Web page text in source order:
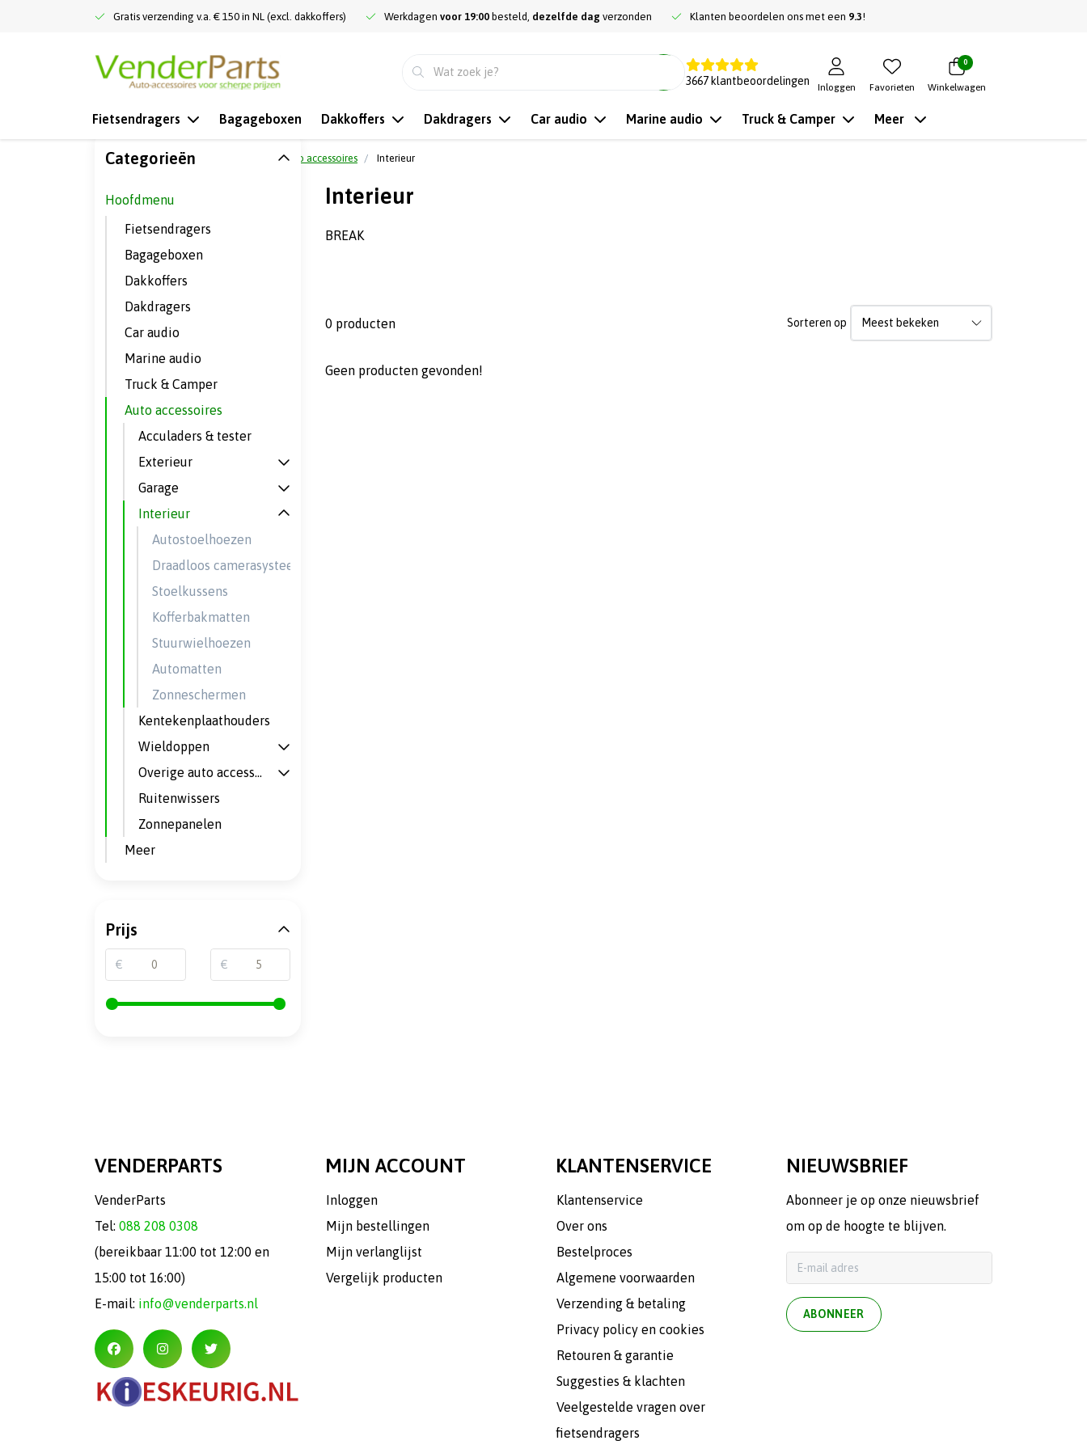
Gratis verzending v.a. € 150 in NL (excl. dakkoffers) Werkdagen voor 19:00 besteld, dezelfde dag verzonden Klanten beoordelen ons met een 9.3!
3667 klantbeoordelingen
Inloggen Favorieten
0
Winkelwagen
Fietsendragers Bagageboxen Dakkoffers Dakdragers Car audio Marine audio Truck & Camper Meer
Terug naar home Auto accessoires Interieur
Interieur
BREAK
0 producten Sorteren op
Geen producten gevonden!
Categorieën
Hoofdmenu
Fietsendragers
Bagageboxen
Dakkoffers
Dakdragers
Car audio
Marine audio
Truck & Camper
Auto accessoires
Acculaders & tester
Exterieur
Garage
Interieur
Autostoelhoezen
Draadloos camerasysteem
Stoelkussens
Kofferbakmatten
Stuurwielhoezen
Automatten
Zonneschermen
Kentekenplaathouders
Wieldoppen
Overige auto accessoires
Ruitenwissers
Zonnepanelen
Meer
Prijs
€ €
VENDERPARTS
VenderParts
Tel: 088 208 0308
(bereikbaar 11:00 tot 12:00 en
15:00 tot 16:00)
E-mail: info@venderparts.nl
MIJN ACCOUNT
Inloggen
Mijn bestellingen
Mijn verlanglijst
Vergelijk producten
KLANTENSERVICE
Klantenservice
Over ons
Bestelproces
Algemene voorwaarden
Verzending & betaling
Privacy policy en cookies
Retouren & garantie
Suggesties & klachten
Veelgestelde vragen over
fietsendragers
NIEUWSBRIEF
Abonneer je op onze nieuwsbrief
om op de hoogte te blijven.
ABONNEER